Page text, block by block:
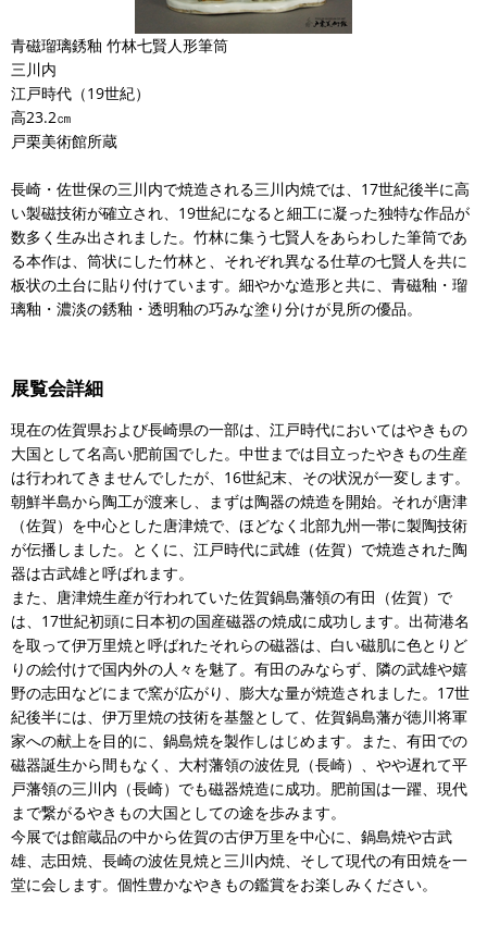
青磁瑠璃銹釉 竹林七賢人形筆筒
三川内
江戸時代（19世紀）
高23.2㎝
戸栗美術館所蔵
長崎・佐世保の三川内で焼造される三川内焼では、17世紀後半に高
い製磁技術が確立され、19世紀になると細工に凝った独特な作品が
数多く生み出されました。竹林に集う七賢人をあらわした筆筒であ
る本作は、筒状にした竹林と、それぞれ異なる仕草の七賢人を共に
板状の土台に貼り付けています。細やかな造形と共に、青磁釉・瑠
璃釉・濃淡の銹釉・透明釉の巧みな塗り分けが見所の優品。
展覧会詳細
現在の佐賀県および長崎県の一部は、江戸時代においてはやきもの
大国として名高い肥前国でした。中世までは目立ったやきもの生産
は行われてきませんでしたが、16世紀末、その状況が一変します。
朝鮮半島から陶工が渡来し、まずは陶器の焼造を開始。それが唐津
（佐賀）を中心とした唐津焼で、ほどなく北部九州一帯に製陶技術
が伝播しました。とくに、江戸時代に武雄（佐賀）で焼造された陶
器は古武雄と呼ばれます。
また、唐津焼生産が行われていた佐賀鍋島藩領の有田（佐賀）で
は、17世紀初頭に日本初の国産磁器の焼成に成功します。出荷港名
を取って伊万里焼と呼ばれたそれらの磁器は、白い磁肌に色とりど
りの絵付けで国内外の人々を魅了。有田のみならず、隣の武雄や嬉
野の志田などにまで窯が広がり、膨大な量が焼造されました。17世
紀後半には、伊万里焼の技術を基盤として、佐賀鍋島藩が徳川将軍
家への献上を目的に、鍋島焼を製作しはじめます。また、有田での
磁器誕生から間もなく、大村藩領の波佐見（長崎）、やや遅れて平
戸藩領の三川内（長崎）でも磁器焼造に成功。肥前国は一躍、現代
まで繋がるやきもの大国としての途を歩みます。
今展では館蔵品の中から佐賀の古伊万里を中心に、鍋島焼や古武
雄、志田焼、長崎の波佐見焼と三川内焼、そして現代の有田焼を一
堂に会します。個性豊かなやきもの鑑賞をお楽しみください。